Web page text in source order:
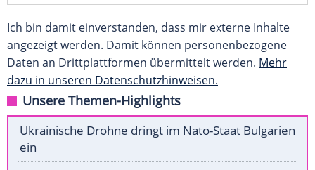
Ich bin damit einverstanden, dass mir externe Inhalte
angezeigt werden. Damit können personenbezogene
Daten an Drittplattformen übermittelt werden. Mehr
dazu in unseren Datenschutzhinweisen.
Unsere Themen-Highlights
Ukrainische Drohne dringt im Nato-Staat Bulgarien
ein